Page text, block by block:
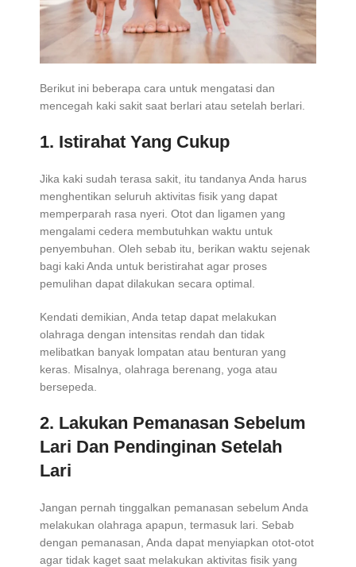
Berikut ini beberapa cara untuk mengatasi dan
mencegah kaki sakit saat berlari atau setelah berlari.
1. Istirahat Yang Cukup
Jika kaki sudah terasa sakit, itu tandanya Anda harus
menghentikan seluruh aktivitas fisik yang dapat
memperparah rasa nyeri. Otot dan ligamen yang
mengalami cedera membutuhkan waktu untuk
penyembuhan. Oleh sebab itu, berikan waktu sejenak
bagi kaki Anda untuk beristirahat agar proses
pemulihan dapat dilakukan secara optimal.
Kendati demikian, Anda tetap dapat melakukan
olahraga dengan intensitas rendah dan tidak
melibatkan banyak lompatan atau benturan yang
keras. Misalnya, olahraga berenang, yoga atau
bersepeda.
2. Lakukan Pemanasan Sebelum
Lari Dan Pendinginan Setelah
Lari
Jangan pernah tinggalkan pemanasan sebelum Anda
melakukan olahraga apapun, termasuk lari. Sebab
dengan pemanasan, Anda dapat menyiapkan otot-otot
agar tidak kaget saat melakukan aktivitas fisik yang